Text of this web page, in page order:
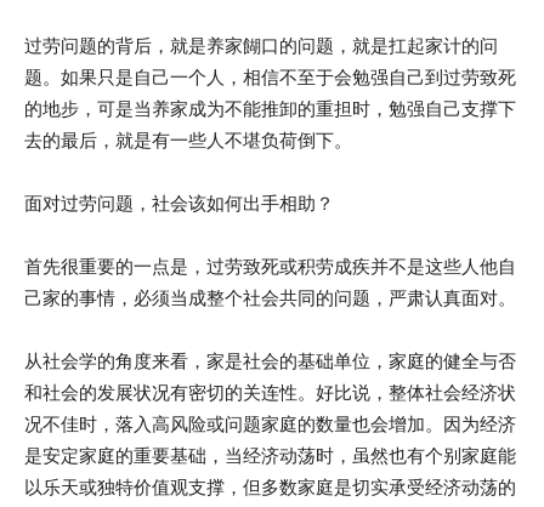
过劳问题的背后，就是养家餬口的问题，就是扛起家计的问
题。如果只是自己一个人，相信不至于会勉强自己到过劳致死
的地步，可是当养家成为不能推卸的重担时，勉强自己支撑下
去的最后，就是有一些人不堪负荷倒下。
面对过劳问题，社会该如何出手相助？
首先很重要的一点是，过劳致死或积劳成疾并不是这些人他自
己家的事情，必须当成整个社会共同的问题，严肃认真面对。
从社会学的角度来看，家是社会的基础单位，家庭的健全与否
和社会的发展状况有密切的关连性。好比说，整体社会经济状
况不佳时，落入高风险或问题家庭的数量也会增加。因为经济
是安定家庭的重要基础，当经济动荡时，虽然也有个别家庭能
以乐天或独特价值观支撑，但多数家庭是切实承受经济动荡的